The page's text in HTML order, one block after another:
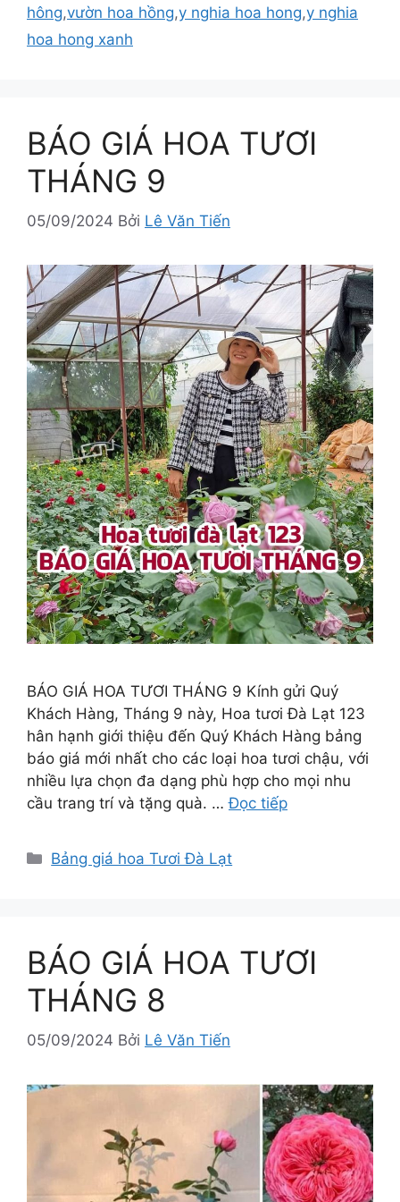
hông,vườn hoa hồng,y nghia hoa hong,y nghia
hoa hong xanh
BÁO GIÁ HOA TƯƠI
THÁNG 9
05/09/2024 Bởi Lê Văn Tiến
BÁO GIÁ HOA TƯƠI THÁNG 9 Kính gửi Quý
Khách Hàng, Tháng 9 này, Hoa tươi Đà Lạt 123
hân hạnh giới thiệu đến Quý Khách Hàng bảng
báo giá mới nhất cho các loại hoa tươi chậu, với
nhiều lựa chọn đa dạng phù hợp cho mọi nhu
cầu trang trí và tặng quà. …Đọc tiếp
Danh
Bảng giá hoa Tươi Đà Lạt
BÁO GIÁ HOA TƯƠI
THÁNG 8
05/09/2024 Bởi Lê Văn Tiến